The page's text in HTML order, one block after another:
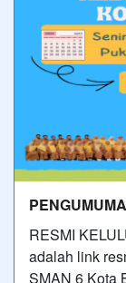
RESMI
adalah link
SMAN 6 Kota